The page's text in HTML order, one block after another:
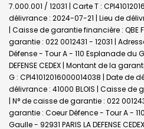
7.000.001 / 12031 | Carte T :
délivrance : 2024-07-21 | Lieu de
| Caisse de garantie financière : QBE
garantie : 022 0012431 - 12031 |
Défense - Tour A - 110 Esplanade du
DEFENSE CEDEX | Montant de la
G : CPI41012016000014038 | Date de
délivrance : 41000 BLOIS | Caisse de
| N° de caisse de garantie : 022
garantie : Coeur Défence - Tour A -
Gaulle - 92931 PARIS LA DEFENSE